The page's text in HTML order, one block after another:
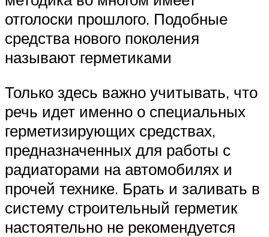
отголоски прошлого. Подобные
средства нового поколения
называют герметиками
Только здесь важно учитывать, что
речь идет именно о специальных
герметизирующих средствах,
предназначенных для работы с
радиаторами на автомобилях и
прочей технике. Брать и заливать в
систему строительный герметик
настоятельно не рекомендуется